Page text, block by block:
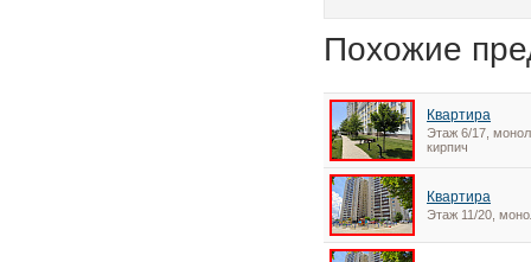
Похожие
Квартира
Этаж 6/17,
кирпич
Квартира
Этаж 11/20,